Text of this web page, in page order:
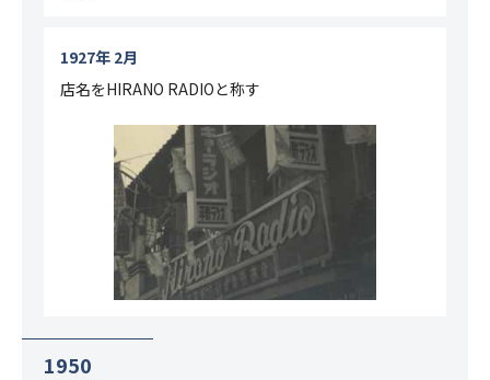
1927年 2月
店名をHIRANO RADIOと称す
1950